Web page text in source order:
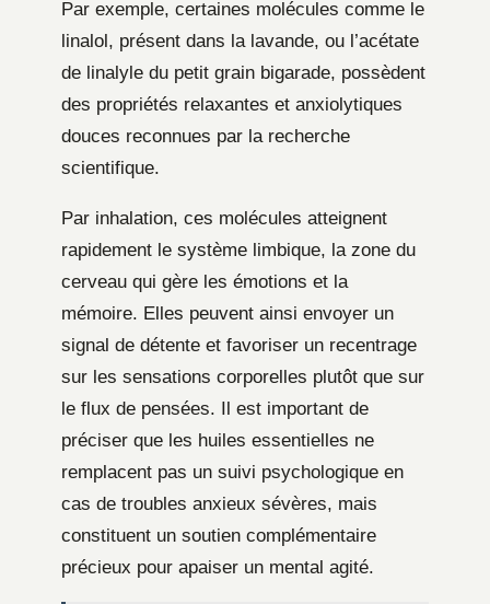
Par exemple, certaines molécules comme le
linalol, présent dans la lavande, ou l’acétate
de linalyle du petit grain bigarade, possèdent
des propriétés relaxantes et anxiolytiques
douces reconnues par la recherche
scientifique.
Par inhalation, ces molécules atteignent
rapidement le système limbique, la zone du
cerveau qui gère les émotions et la
mémoire. Elles peuvent ainsi envoyer un
signal de détente et favoriser un recentrage
sur les sensations corporelles plutôt que sur
le flux de pensées. Il est important de
préciser que les huiles essentielles ne
remplacent pas un suivi psychologique en
cas de troubles anxieux sévères, mais
constituent un soutien complémentaire
précieux pour apaiser un mental agité.